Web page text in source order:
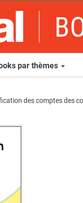
par thèmes
des comptes des